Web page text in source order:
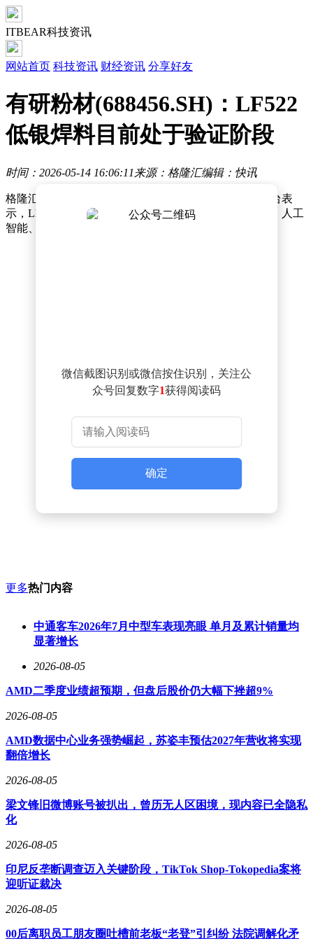
ITBEAR科技资讯
网站首页 科技资讯 财经资讯 分享好友
有研粉材(688456.SH)：LF522
低银焊料目前处于验证阶段
时间：2026-05-14 16:06:11 来源：格隆汇编辑：快讯
格隆汇5月14日丨
有研粉材(688456.SH)在投资者互动平台表
示， LF522低银焊料目前处于验证阶段，可应用于芯片、人工
智能、消费电子等领域。
微信截图识别或微信按住识别，关注公
众号回复数字1获得阅读码
确定
更多热门内容
中通客车2026年7月中型车表现亮眼 单月及累计销量均
显著增长
2026-08-05
AMD二季度业绩超预期，但盘后股价仍大幅下挫超9%
2026-08-05
AMD数据中心业务强势崛起，苏姿丰预估2027年营收将实现
翻倍增长
2026-08-05
梁文锋旧微博账号被扒出，曾历无人区困境，现内容已全隐私
化
2026-08-05
印尼反垄断调查迈入关键阶段，TikTok Shop-Tokopedia案将
迎听证裁决
2026-08-05
00后离职员工朋友圈吐槽前老板“老登”引纠纷 法院调解化矛